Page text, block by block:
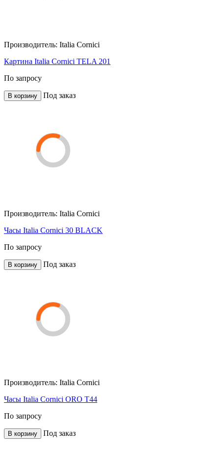
Производитель: Italia Cornici
Картина Italia Cornici TELA 201
По запросу
В корзину Под заказ
Производитель: Italia Cornici
Часы Italia Cornici 30 BLACK
По запросу
В корзину Под заказ
Производитель: Italia Cornici
Часы Italia Cornici ORO T44
По запросу
В корзину Под заказ